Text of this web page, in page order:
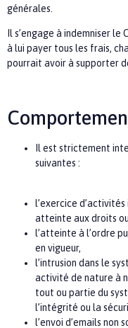
générales.
Il s’engage à indemniser le
à lui payer tous les frais,
pourrait avoir à supporter
Il est strictement
suivantes :
l’exercice
atteinte aux droits
l’atteinte à l’ordre
en vigueur,
l’intrusion dans le
activité de nature à
tout ou partie du
l’intégrité ou la
l’envoi d’emails